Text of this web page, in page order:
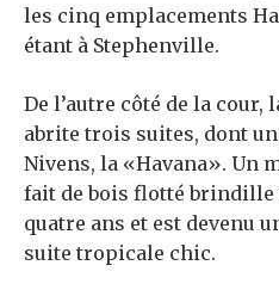
les cinq emplacements
étant à Stephenville.
De l’autre côté de la
abrite trois suites, dont
Nivens, la «Havana». Un
fait de bois flotté brindille
quatre ans et est devenu
suite tropicale chic.